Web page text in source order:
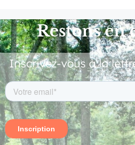
Restons en
Inscrivez-vous à la